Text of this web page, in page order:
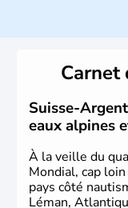
féodal marque la
d'une alliance
fédéral n'est
frontières, ainsi
unique et d'une
rédigée à la
ajouté 26 ans plus
Carnet
Suisse-
eaux alpines
À la veille du
Mondial, cap
pays côté
Léman,